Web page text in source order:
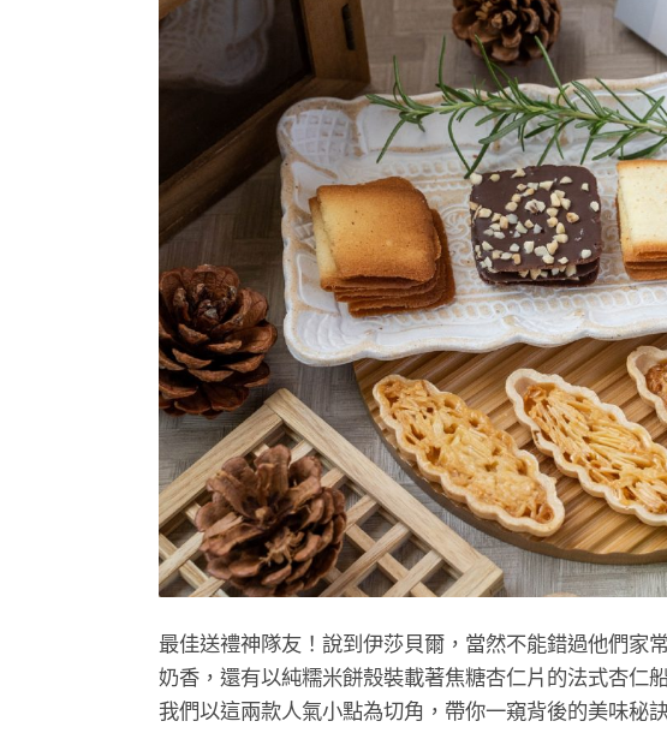
最佳送禮神隊友！說到伊莎貝爾，當然不能錯過他們家
奶香，還有以純糯米餅殼裝載著焦糖杏仁片的法式杏仁
我們以這兩款人氣小點為切角，帶你一窺背後的美味秘